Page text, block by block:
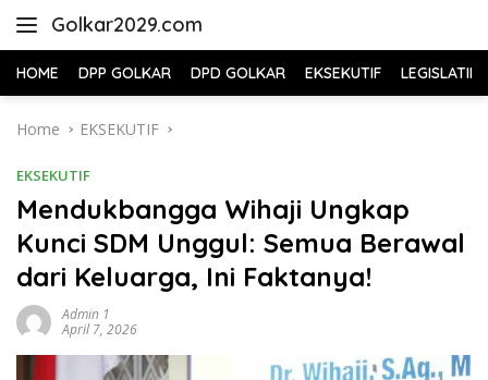
Golkar2029.com
HOME DPP GOLKAR DPD GOLKAR EKSEKUTIF LEGISLATIF
Home EKSEKUTIF
EKSEKUTIF
Mendukbangga Wihaji Ungkap
Kunci SDM Unggul: Semua Berawal
dari Keluarga, Ini Faktanya!
Admin 1
April 7, 2026